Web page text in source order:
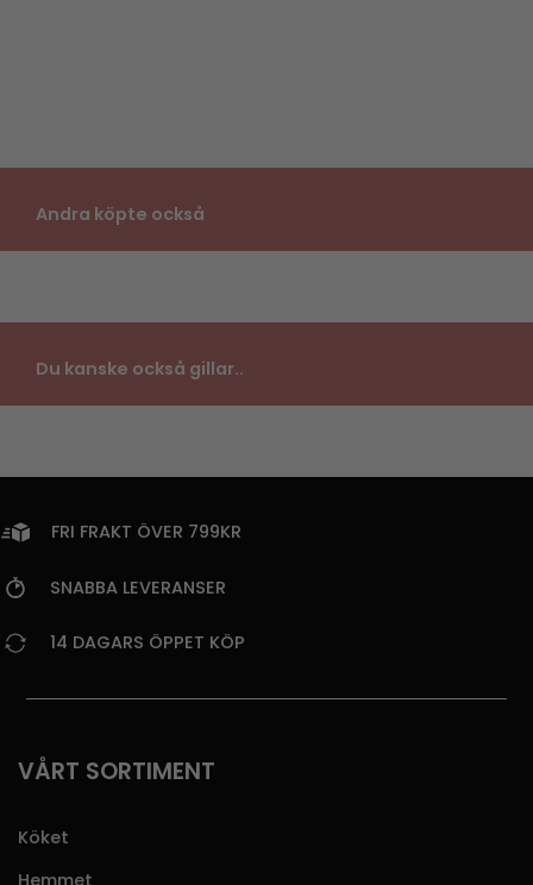
Andra köpte också
Du kanske också gillar..
FRI FRAKT ÖVER 799KR
SNABBA LEVERANSER
14 DAGARS ÖPPET KÖP
VÅRT SORTIMENT
Köket